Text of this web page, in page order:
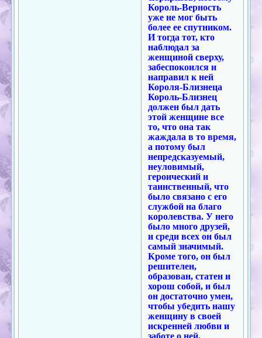
Король-Верность
уже не мог быть
более ее спутником.
И тогда тот, кто
наблюдал за
женщиной сверху,
забеспокоился и
направил к ней
Короля-Близнеца
Король-Близнец
должен был дать
этой женщине все
то, что она так
жаждала в то время,
а потому был
непредсказуемый,
неуловимый,
героический и
таинственный, что
было связано с его
службой на благо
королевства. У него
было много друзей,
и среди всех он был
самый значимый.
Кроме того, он был
решителен,
образован, статен и
хорош собой, и был
он достаточно умен,
чтобы убедить нашу
женщину в своей
искренней любви и
заботе о ней.